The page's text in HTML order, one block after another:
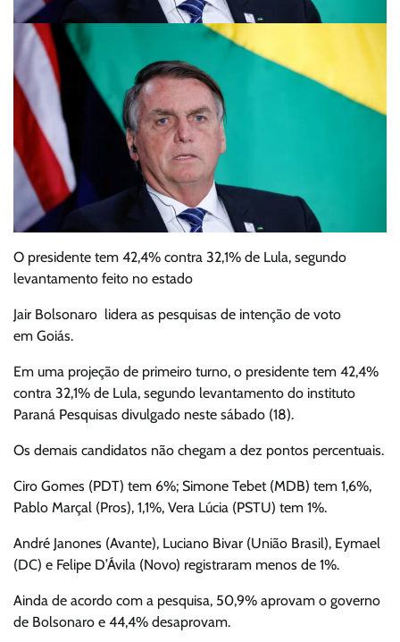
O presidente tem 42,4% contra 32,1% de Lula, segundo
levantamento feito no estado
Jair Bolsonaro lidera as pesquisas de intenção de voto
em Goiás.
Em uma projeção de primeiro turno, o presidente tem 42,4%
contra 32,1% de Lula, segundo levantamento do instituto
Paraná Pesquisas divulgado neste sábado (18).
Os demais candidatos não chegam a dez pontos percentuais.
Ciro Gomes (PDT) tem 6%; Simone Tebet (MDB) tem 1,6%,
Pablo Marçal (Pros), 1,1%, Vera Lúcia (PSTU) tem 1%.
André Janones (Avante), Luciano Bivar (União Brasil), Eymael
(DC) e Felipe D’Ávila (Novo) registraram menos de 1%.
Ainda de acordo com a pesquisa, 50,9% aprovam o governo
de Bolsonaro e 44,4% desaprovam.